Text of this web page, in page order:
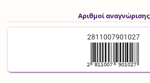
Αριθμοί αναγνώρισης
2811007901027